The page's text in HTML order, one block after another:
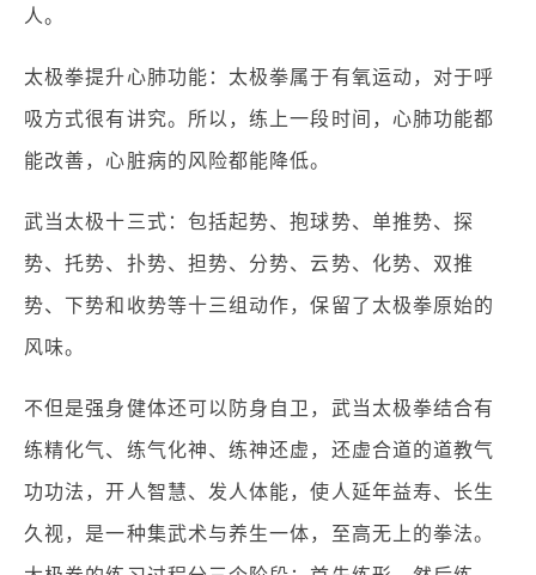
人。
太极拳提升心肺功能：太极拳属于有氧运动，对于呼
吸方式很有讲究。所以，练上一段时间，心肺功能都
能改善，心脏病的风险都能降低。
武当太极十三式：包括起势、抱球势、单推势、探
势、托势、扑势、担势、分势、云势、化势、双推
势、下势和收势等十三组动作，保留了太极拳原始的
风味。
不但是强身健体还可以防身自卫，武当太极拳结合有
练精化气、练气化神、练神还虚，还虚合道的道教气
功功法，开人智慧、发人体能，使人延年益寿、长生
久视，是一种集武术与养生一体，至高无上的拳法。